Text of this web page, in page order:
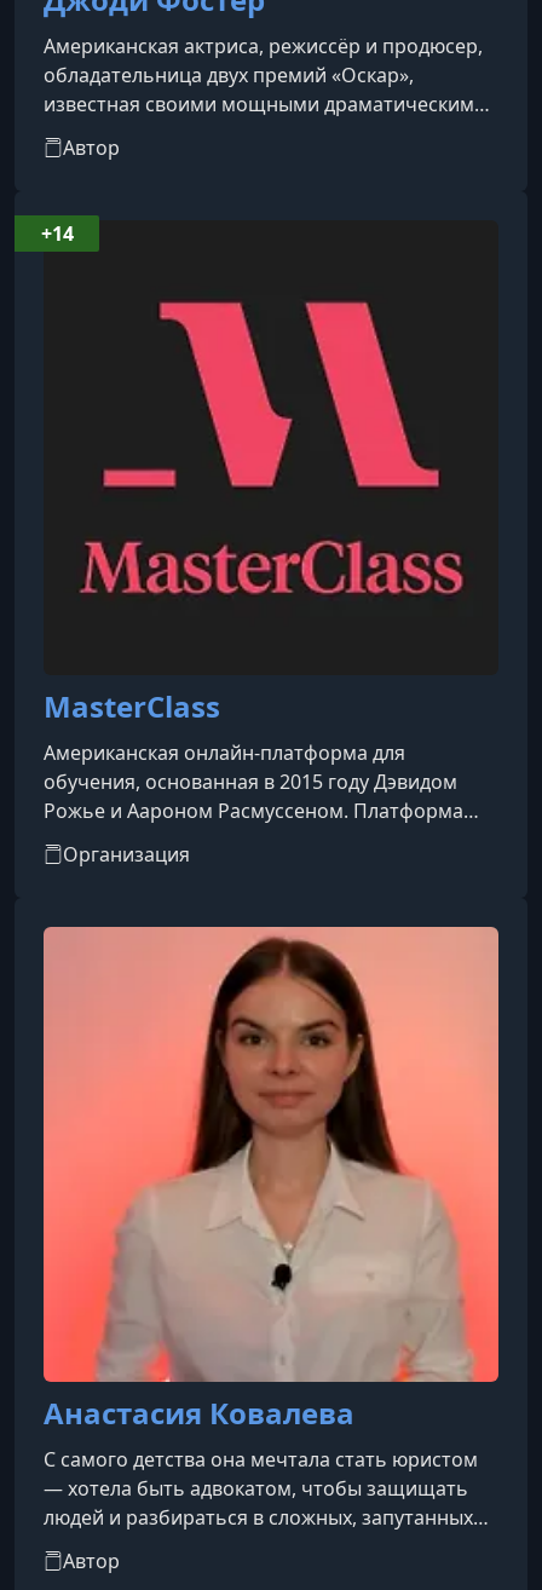
Американская актриса, режиссёр и продюсер,
обладательница двух премий «Оскар»,
известная своими мощными драматическими
ролями и интеллектуальным подходом к
искусству. Она считается одной из самых
поколения.
Автор
MasterClass
Американская онлайн-платформа для
обучения, основанная в 2015 году Дэвидом
Рожье и Аароном Расмуссеном. Платформа
предоставляет доступ к видеокурсам,
созданным и представленным мировыми
областях.​Особенности
платформы:Преподаватели: Среди
инструкторов — известные личности, такие как
Гордон Рамзи (кулинария), Маргарет Этвуд
(писательство), Мартин Скорсезе
(кинорежиссура), Серена Уильямс (теннис),
Организация
+14
Анастасия Ковалева
С самого детства она мечтала стать юристом
— хотела быть адвокатом, чтобы защищать
людей и разбираться в сложных, запутанных
историях. С годами эта цель только
укрепилась. Больше всего её привлекает
Автор